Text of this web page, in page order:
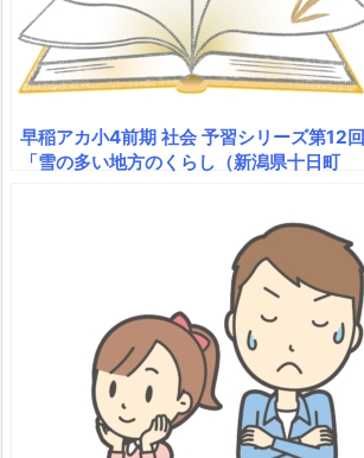
早稲アカ小4前期 社会 予習シリーズ第12回
「雪の多い地方のくらし（新潟県十日町